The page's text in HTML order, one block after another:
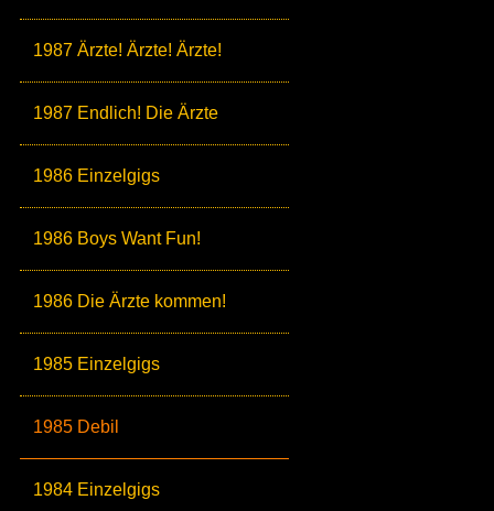
1987 Ärzte! Ärzte! Ärzte!
1987 Endlich! Die Ärzte
1986 Einzelgigs
1986 Boys Want Fun!
1986 Die Ärzte kommen!
1985 Einzelgigs
1985 Debil
1984 Einzelgigs